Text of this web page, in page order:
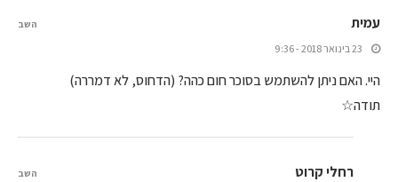
עמית
23 בינואר 2018 - 9:36
היי. האם ניתן להשתמש בסוכר חום כהה? (הדחוס, לא דמררה)
תודה☆
השב
רחלי קרוט השב